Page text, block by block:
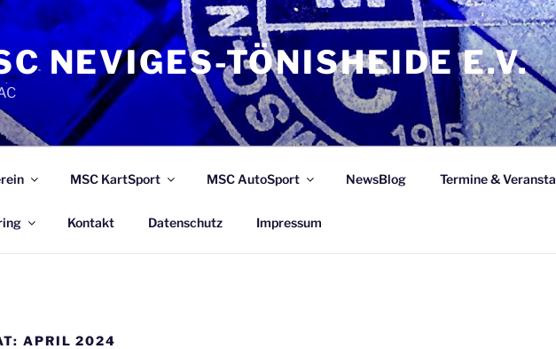
NEVIGES-TÖNISHEIDE E.V.
MSC KartSport MSC AutoSport NewsBlog Termine &
Kontakt Datenschutz Impressum
APRIL 2024